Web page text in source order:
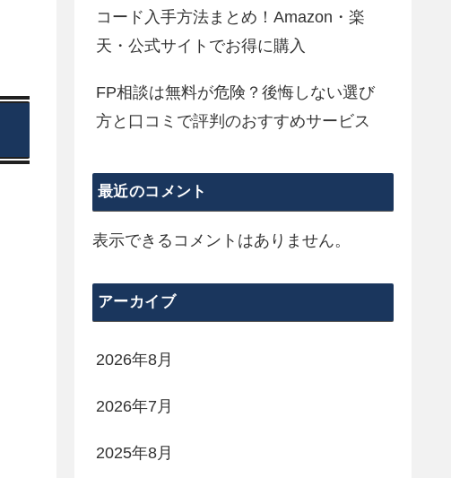
コード入手方法まとめ！Amazon・楽
天・公式サイトでお得に購入
FP相談は無料が危険？後悔しない選び
方と口コミで評判のおすすめサービス
最近のコメント
表示できるコメントはありません。
アーカイブ
2026年8月
2026年7月
2025年8月